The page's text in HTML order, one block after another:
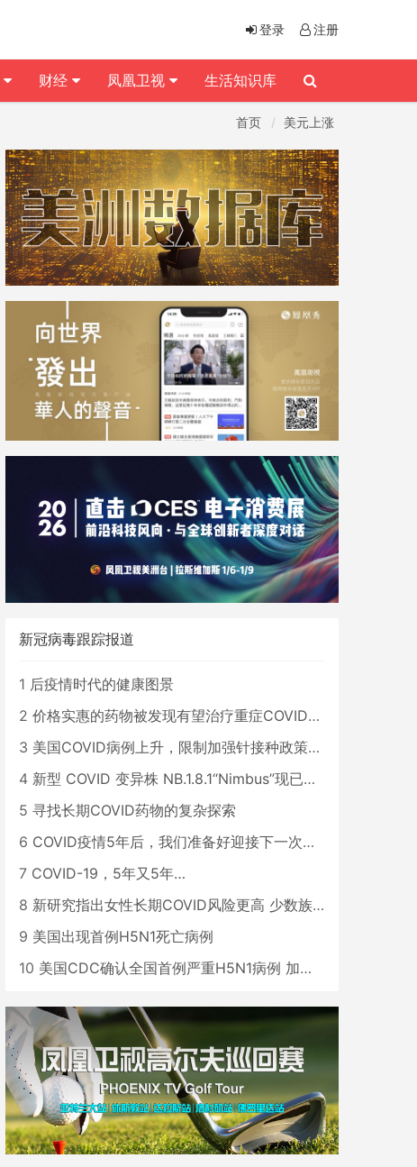
首页 美元上涨
新冠病毒跟踪报道
1 后疫情时代的健康图景
2 价格实惠的药物被发现有望治疗重症COVID患者
3 美国COVID病例上升，限制加强针接种政策即将出台
4 新型 COVID 变异株 NB.1.8.1“Nimbus”现已在美国占据主导地位
5 寻找长期COVID药物的复杂探索
6 COVID疫情5年后，我们准备好迎接下一次大流行了吗？
7 COVID-19，5年又5年…
8 新研究指出女性长期COVID风险更高 少数族裔儿童存在差异
9 美国出现首例H5N1死亡病例
10 美国CDC确认全国首例严重H5N1病例 加州进入紧急状态
登录 注册
财经 凤凰卫视 生活知识库